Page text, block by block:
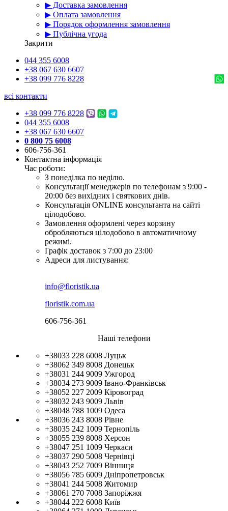
▶ Доставка замовлення
▶ Оплата замовлення
▶ Порядок оформлення замовлення
▶ Публічна угода
Закрити
044 355 6008
+38 067 630 6607
+38 099 776 8228
всі контакти
+38 099 776 8228
044 355 6008
+38 067 630 6607
0 800 75 6008
606-756-361
Контактна інформація
Час роботи:
З понеділка по неділю.
Консультації менеджерів по телефонам з 9:00 -
20:00 без вихідних і святкових днів.
Консультація ONLINE консультанта на сайті
цілодобово.
Замовлення оформлені через корзину
обробляються цілодобово в автоматичному
режимі.
Графік доставок з 7:00 до 23:00
Адреси для листування:
info@floristik.ua
floristik.com.ua
606-756-361
Наші телефони
+38033 228 6008 Луцьк
+38062 349 8008 Донецьк
+38031 244 9009 Ужгород
+38034 273 9009 Івано-Франківськ
+38052 227 2009 Кіровоград
+38032 243 9009 Львів
+38048 788 1009 Одеса
+38036 243 8008 Рівне
+38035 242 1009 Тернопіль
+38055 239 8008 Херсон
+38047 251 1009 Черкаси
+38037 290 5008 Чернівці
+38043 252 7009 Вінниця
+38056 785 6009 Дніпропетровськ
+38041 244 5008 Житомир
+38061 270 7008 Запоріжжя
+38044 222 6008 Київ